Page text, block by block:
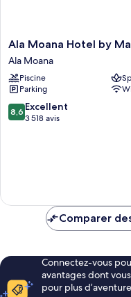
Ala
Moana
Hotel
by
Mantra
Ala
Moana
Ala Moana Hotel by
Ala Moana
Piscine
Parking
8.6
sur
8,6 Excellent
3 518 avis
Comparer
Connectez-vous
avantages dont
pour plus